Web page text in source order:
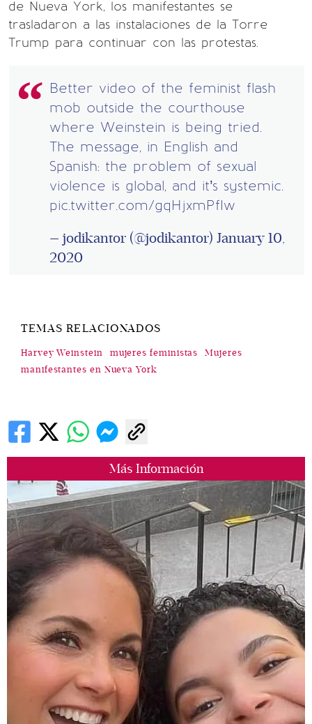
Más Información
de Nueva York, los manifestantes se
trasladaron a las instalaciones de la Torre
Trump para continuar con las protestas.
Better video of the feminist flash
mob outside the courthouse
where Weinstein is being tried.
The message, in English and
Spanish: the problem of sexual
violence is global, and it’s systemic.
pic.twitter.com/gqHjxmPfIw
— jodikantor (@jodikantor) January 10,
2020
TEMAS RELACIONADOS
Harvey Weinstein mujeres feministas
Mujeres
manifestantes en Nueva York